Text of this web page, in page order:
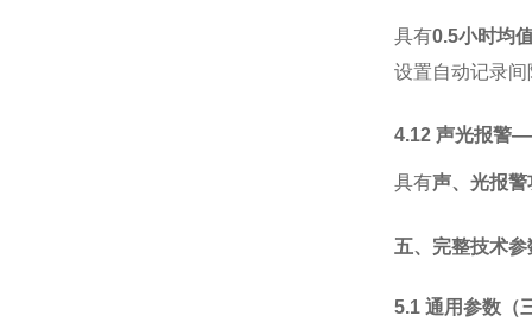
具有0.5小时均
设置自动记录间
4.12 声光报警
具有声、光报警
五、完整技术参
5.1 通用参数（